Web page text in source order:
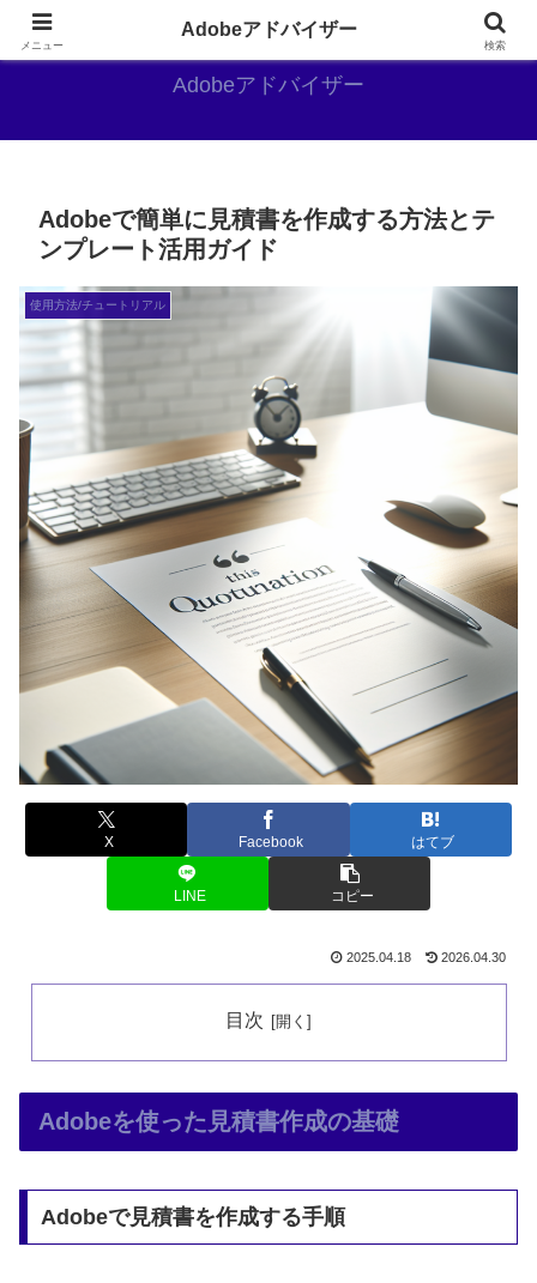
Adobe好きのAdobe推しブログ
Adobeアドバイザー
Adobeで簡単に見積書を作成する方法とテ
ンプレート活用ガイド
使用方法/チュートリアル
X Facebook はてブ
LINE コピー
2025.04.18 2026.04.30
目次
Adobeを使った見積書作成の基礎
Adobeで見積書を作成する手順
メニュー
Adobeアドバイザー
検索